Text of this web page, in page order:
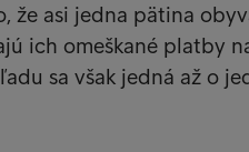
že asi jedna pätina
ich omeškané platby
sa však jedná až o